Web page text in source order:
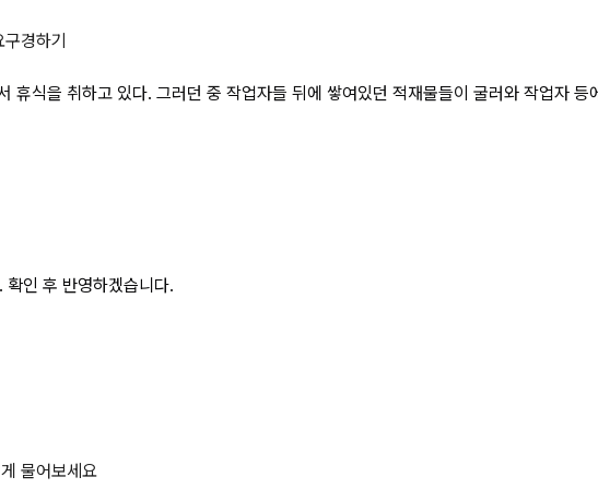
, 안전화 착용)이 박공지붕 위에서 휴식
구경하기
식을 취하고 있다. 그러던 중 작업자들 뒤에 쌓여있던 적재물들이 굴러와 작업자 등
확인 후 반영하겠습니다.
물어보세요